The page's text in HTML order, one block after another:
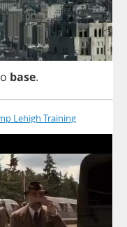
base.
Lehigh Training